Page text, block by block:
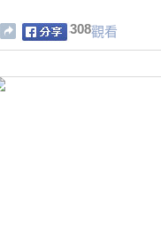
308觀看